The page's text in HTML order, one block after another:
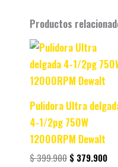
Productos
Pulidora Ultra
4-1/2pg 750W
12000RPM Dewalt
$399.900
Original
price
was:
$ 399.900.
$ 379.900
is: